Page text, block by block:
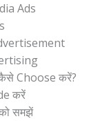
Ads
Choose करें?
करें
समझें